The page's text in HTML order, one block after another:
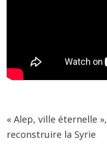
« Alep, ville éternelle
reconstruire la Syrie